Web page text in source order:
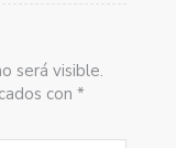
será visible.
con *